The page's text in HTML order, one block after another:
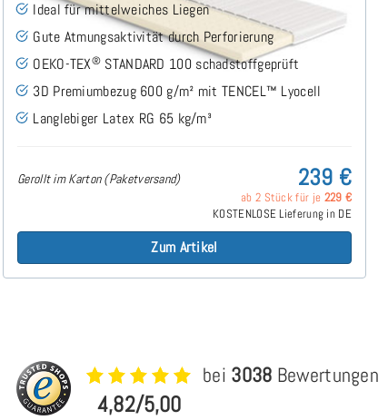
Ideal für mittelweiches Liegen
Gute Atmungsaktivität durch Perforierung
OEKO-TEX® STANDARD 100 schadstoffgeprüft
3D Premiumbezug 600 g/m² mit TENCEL™ Lyocell
Langlebiger Latex RG 65 kg/m³
Gerollt im Karton (Paketversand) 239 €
ab 2 Stück für je 229 €
KOSTENLOSE Lieferung in DE
Zum Artikel
4,82/5,00
bei 3038 Bewertungen